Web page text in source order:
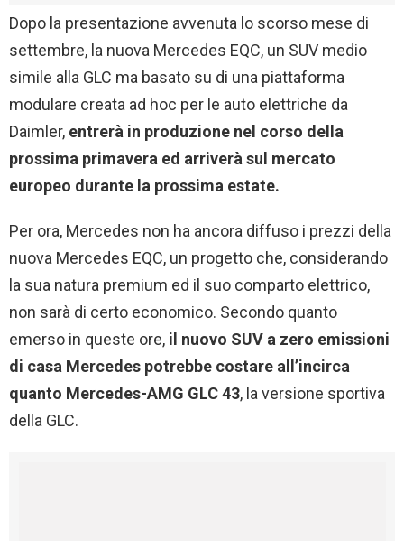
Dopo la presentazione avvenuta lo scorso mese di
settembre, la nuova Mercedes EQC, un SUV medio
simile alla GLC ma basato su di una piattaforma
modulare creata ad hoc per le auto elettriche da
Daimler, entrerà in produzione nel corso della
prossima primavera ed arriverà sul mercato
europeo durante la prossima estate.
Per ora, Mercedes non ha ancora diffuso i prezzi della
nuova Mercedes EQC, un progetto che, considerando
la sua natura premium ed il suo comparto elettrico,
non sarà di certo economico. Secondo quanto
emerso in queste ore, il nuovo SUV a zero emissioni
di casa Mercedes potrebbe costare all’incirca
quanto Mercedes-AMG GLC 43, la versione sportiva
della GLC.